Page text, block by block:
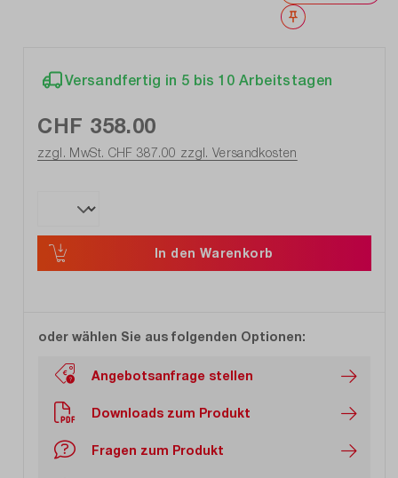
Merken
Versandfertig in 5 bis 10 Arbeitstagen
CHF 358.00
zzgl. MwSt. CHF 387.00 zzgl. Versandkosten
In den Warenkorb
oder wählen Sie aus folgenden Optionen:
Angebotsanfrage stellen
Downloads zum Produkt
Fragen zum Produkt